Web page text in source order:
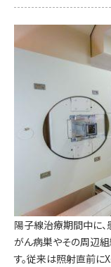
陽子線治療期間中に、
がん病巣やその周辺
す。従来は照射直前に